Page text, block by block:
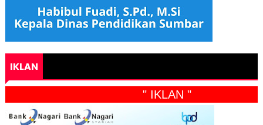
IKLAN
" IKLAN "